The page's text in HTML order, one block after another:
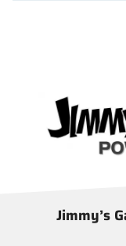
Jimmy’s